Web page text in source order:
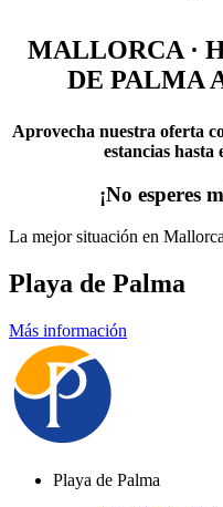
MALLORCA ·
DE PALMA
Aprovecha nuestra oferta
estancias hasta
¡No esperes
La mejor situación en
Playa de Palma
Más información
Playa de Palma